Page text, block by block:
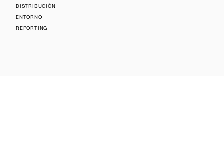
DISTRIBUCIÓN
ENTORNO
REPORTING